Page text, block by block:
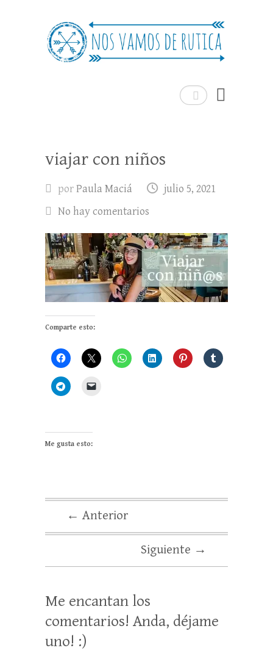
Buscar
Nos Vamos de Rutica
viajar con niños
porPaula Maciá
julio 5, 2021
No hay comentarios
Comparte esto:
Me gusta esto:
← Anterior
Siguiente →
Me encantan los
comentarios! Anda, déjame
uno! :)